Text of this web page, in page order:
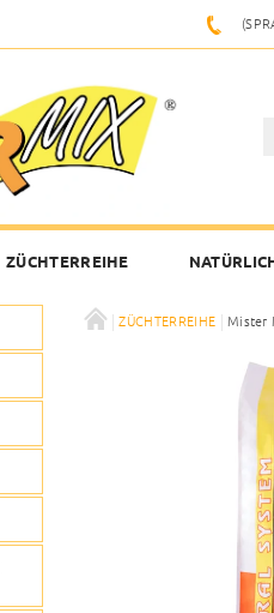
ZÜCHTERREIHE
ZÜCHTERREIHE Mister